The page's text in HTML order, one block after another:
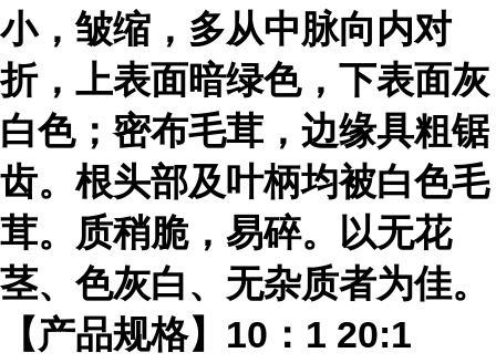
小，皱缩，多从中脉向内对
折，上表面暗绿色，下表面灰
白色；密布毛茸，边缘具粗锯
齿。根头部及叶柄均被白色毛
茸。质稍脆，易碎。以无花
茎、色灰白、无杂质者为佳。
【产品规格】10：1 20:1